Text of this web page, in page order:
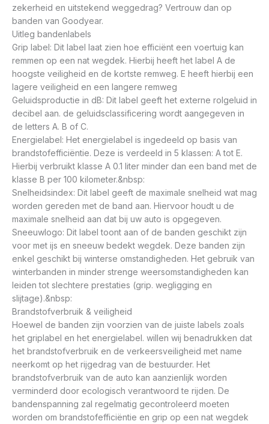
zekerheid en uitstekend weggedrag? Vertrouw dan op
banden van Goodyear.
Uitleg bandenlabels
Grip label: Dit label laat zien hoe efficiënt een voertuig kan
remmen op een nat wegdek. Hierbij heeft het label A de
hoogste veiligheid en de kortste remweg. E heeft hierbij een
lagere veiligheid en een langere remweg
Geluidsproductie in dB: Dit label geeft het externe rolgeluid in
decibel aan. de geluidsclassificering wordt aangegeven in
de letters A. B of C.
Energielabel: Het energielabel is ingedeeld op basis van
brandstofefficiëntie. Deze is verdeeld in 5 klassen: A tot E.
Hierbij verbruikt klasse A 0.1 liter minder dan een band met de
klasse B per 100 kilometer.&nbsp:
Snelheidsindex: Dit label geeft de maximale snelheid wat mag
worden gereden met de band aan. Hiervoor houdt u de
maximale snelheid aan dat bij uw auto is opgegeven.
Sneeuwlogo: Dit label toont aan of de banden geschikt zijn
voor met ijs en sneeuw bedekt wegdek. Deze banden zijn
enkel geschikt bij winterse omstandigheden. Het gebruik van
winterbanden in minder strenge weersomstandigheden kan
leiden tot slechtere prestaties (grip. wegligging en
slijtage).&nbsp:
Brandstofverbruik & veiligheid
Hoewel de banden zijn voorzien van de juiste labels zoals
het griplabel en het energielabel. willen wij benadrukken dat
het brandstofverbruik en de verkeersveiligheid met name
neerkomt op het rijgedrag van de bestuurder. Het
brandstofverbruik van de auto kan aanzienlijk worden
verminderd door ecologisch verantwoord te rijden. De
bandenspanning zal regelmatig gecontroleerd moeten
worden om brandstofefficiëntie en grip op een nat wegdek